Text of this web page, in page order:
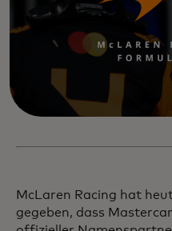
McLaren Racing hat
gegeben, dass